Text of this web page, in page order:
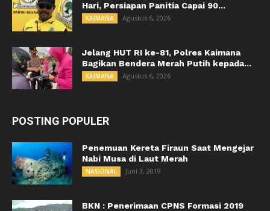
Hari, Persiapan Panitia Capai 90...
KAIMANA Agustus 6, 2026
Jelang HUT RI ke-81, Polres Kaimana
Bagikan Bendera Merah Putih kepada...
KAIMANA Agustus 6, 2026
POSTING POPULER
Penemuan Kereta Firaun Saat Mengejar
Nabi Musa di Laut Merah
NASIONAL Juni 3, 2019
BKN : Penerimaan CPNS Formasi 2019